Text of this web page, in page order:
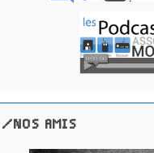
/NOS AMIS